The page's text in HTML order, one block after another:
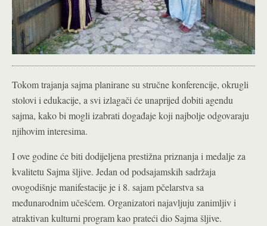
Tokom trajanja sajma planirane su stručne konferencije, okrugli
stolovi i edukacije, a svi izlagači će unaprijed dobiti agendu
sajma, kako bi mogli izabrati događaje koji najbolje odgovaraju
njihovim interesima.
I ove godine će biti dodijeljena prestižna priznanja i medalje za
kvalitetu Sajma šljive. Jedan od podsajamskih sadržaja
ovogodišnje manifestacije je i 8. sajam pčelarstva sa
međunarodnim učešćem. Organizatori najavljuju zanimljiv i
atraktivan kulturni program kaoprateći dio Sajma šljive.